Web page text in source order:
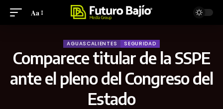
Aa
AGUASCALIENTES SEGURIDAD
Comparece titular de la SSPE
ante el pleno del Congreso del
Estado